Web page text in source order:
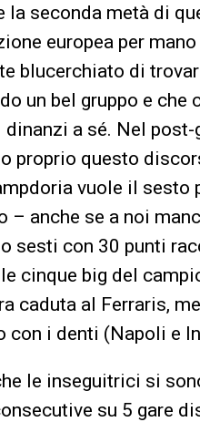
la seconda metà di
europea per
blucerchiato di
un bel gruppo e
a sé. Nel
proprio questo
vuole il sesto
– anche se a noi
sesti con 30 punti
cinque big del
caduta al Ferraris,
con i denti (Napoli e
le inseguitrici si
su 5 gare